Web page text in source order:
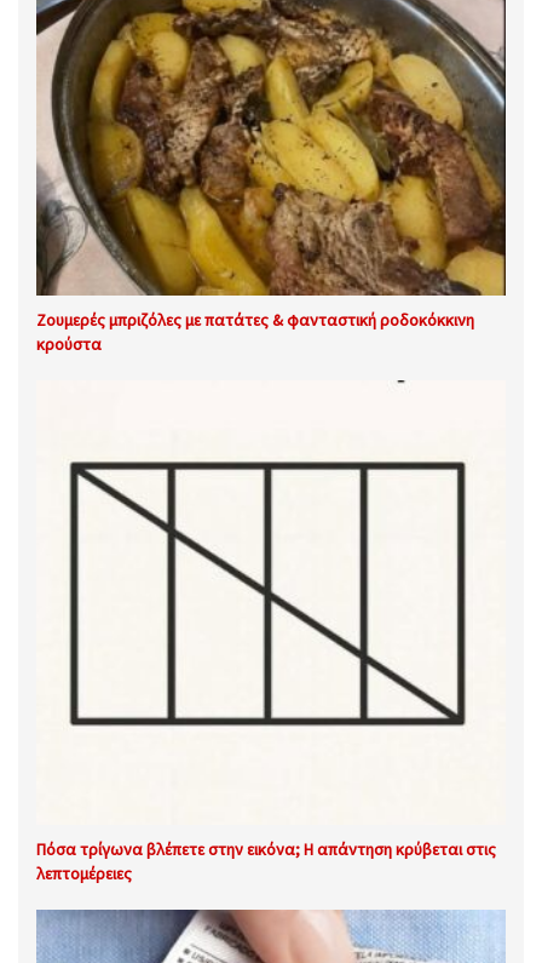
Ζουμερές μπριζόλες με πατάτες & φανταστική ροδοκόκκινη
κρούστα
Πόσα τρίγωνα βλέπετε στην εικόνα; Η απάντηση κρύβεται στις
λεπτομέρειες